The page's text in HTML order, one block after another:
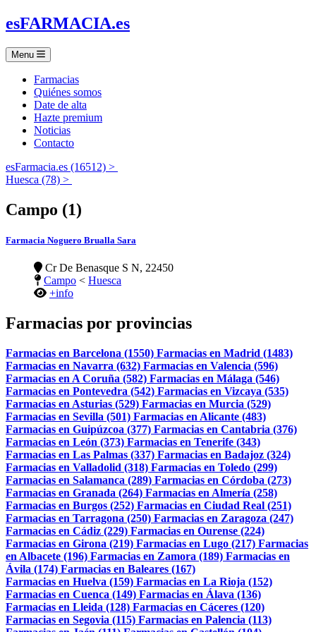
esFARMACIA.es
Menu
Farmacias
Quiénes somos
Date de alta
Hazte premium
Noticias
Contacto
esFarmacia.es (16512) >
Huesca (78) >
Campo (1)
Farmacia Noguero Brualla Sara
Cr De Benasque S N, 22450
Campo < Huesca
+info
Farmacias por provincias
Farmacias en Barcelona (1550) Farmacias en Madrid (1483)
Farmacias en Navarra (632) Farmacias en Valencia (596)
Farmacias en A Coruña (582) Farmacias en Málaga (546)
Farmacias en Pontevedra (542) Farmacias en Vizcaya (535)
Farmacias en Asturias (529) Farmacias en Murcia (529)
Farmacias en Sevilla (501) Farmacias en Alicante (483)
Farmacias en Guipúzcoa (377) Farmacias en Cantabria (376)
Farmacias en León (373) Farmacias en Tenerife (343)
Farmacias en Las Palmas (337) Farmacias en Badajoz (324)
Farmacias en Valladolid (318) Farmacias en Toledo (299)
Farmacias en Salamanca (289) Farmacias en Córdoba (273)
Farmacias en Granada (264) Farmacias en Almería (258)
Farmacias en Burgos (252) Farmacias en Ciudad Real (251)
Farmacias en Tarragona (250) Farmacias en Zaragoza (247)
Farmacias en Cádiz (229) Farmacias en Ourense (224)
Farmacias en Girona (219) Farmacias en Lugo (217) Farmacias
en Albacete (196) Farmacias en Zamora (189) Farmacias en
Ávila (174) Farmacias en Baleares (167)
Farmacias en Huelva (159) Farmacias en La Rioja (152)
Farmacias en Cuenca (149) Farmacias en Álava (136)
Farmacias en Lleida (128) Farmacias en Cáceres (120)
Farmacias en Segovia (115) Farmacias en Palencia (113)